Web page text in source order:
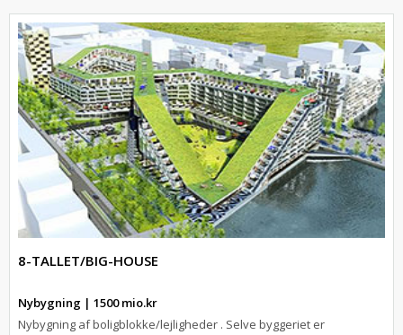
8-TALLET/BIG-HOUSE
Nybygning | 1500 mio.kr
Nybygning af boligblokke/lejligheder . Selve byggeriet er